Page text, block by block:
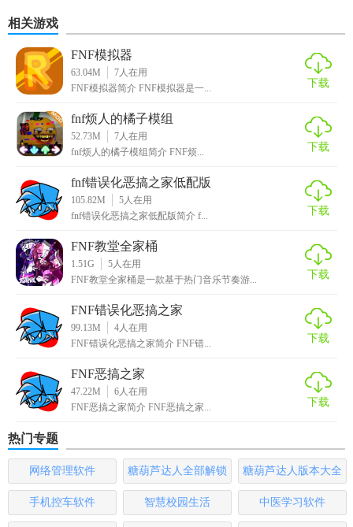
3. 教育意义：通过音乐和游戏结合的方式，提升玩家的音乐
节奏感和反应能力。
4. 无广告打扰：纯净的游戏环境，无内购无广告，专注于游
戏体验本身。
【FNF推荐】
对于喜欢音乐节奏游戏、想要放松心情或锻炼反应能力的玩
家来说，《Friday Night Funkin'》无疑是一个绝佳的选择。其
独特的艺术风格、丰富的音乐内容和不断更新的内容保证了
长久的可玩性，是适合所有年龄段的休闲佳作。
相关游戏
FNF模拟器
63.04M 7人在用
FNF模拟器简介 FNF模拟器是一...
下载
fnf烦人的橘子模组
52.73M 7人在用
fnf烦人的橘子模组简介 FNF烦...
下载
fnf错误化恶搞之家低配版
105.82M 5人在用
fnf错误化恶搞之家低配版简介 f...
下载
FNF教堂全家桶
1.51G 5人在用
FNF教堂全家桶是一款基于热门音乐节奏游...
下载
FNF错误化恶搞之家
99.13M 4人在用
FNF错误化恶搞之家简介 FNF错...
下载
FNF恶搞之家
47.22M 6人在用
FNF恶搞之家简介 FNF恶搞之家...
下载
热门专题
网络管理软件
糖葫芦达人全部解锁
版
糖葫芦达人版本大全
手机控车软件 智慧校园生活 中医学习软件